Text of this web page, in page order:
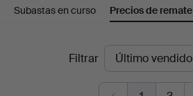
Auktioner
Subastas en curso Precios de remate
Filtrar